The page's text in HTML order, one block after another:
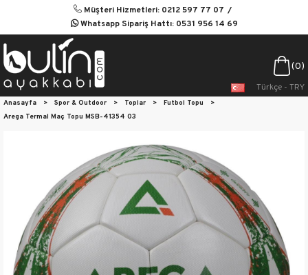
Müşteri Hizmetleri: 0212 597 77 07
Whatsapp Sipariş Hattı: 0531 956 14 69
0
Türkçe - TRY
Anasayfa > Spor & Outdoor > Toplar > Futbol Topu
>
Arega Termal Maç Topu MSB-41354 03